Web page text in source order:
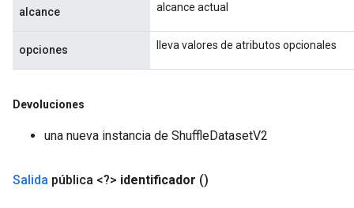
alcance alcance actual
opciones lleva valores de atributos opcionales
Devoluciones
una nueva instancia de ShuffleDatasetV2
Salida pública <?> identificador ()